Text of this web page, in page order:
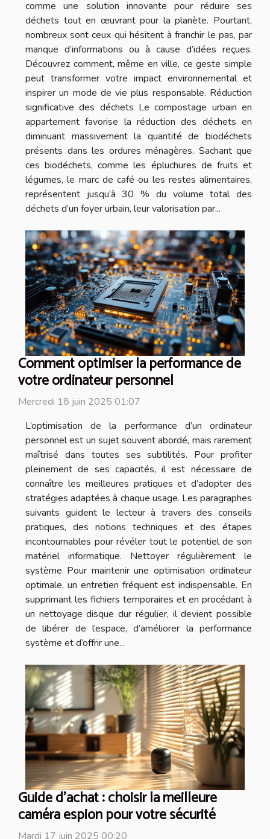
comme une solution innovante pour réduire ses
déchets tout en œuvrant pour la planète. Pourtant,
nombreux sont ceux qui hésitent à franchir le pas, par
manque d’informations ou à cause d’idées reçues.
Découvrez comment, même en ville, ce geste simple
peut transformer votre impact environnemental et
inspirer un mode de vie plus responsable. Réduction
significative des déchets Le compostage urbain en
appartement favorise la réduction des déchets en
diminuant massivement la quantité de biodéchets
présents dans les ordures ménagères. Sachant que
ces biodéchets, comme les épluchures de fruits et
légumes, le marc de café ou les restes alimentaires,
représentent jusqu’à 30 % du volume total des
déchets d’un foyer urbain, leur valorisation par...
Comment optimiser la performance de
votre ordinateur personnel
Mercredi 18 juin 2025 01:07
L’optimisation de la performance d’un ordinateur
personnel est un sujet souvent abordé, mais rarement
maîtrisé dans toutes ses subtilités. Pour profiter
pleinement de ses capacités, il est nécessaire de
connaître les meilleures pratiques et d’adopter des
stratégies adaptées à chaque usage. Les paragraphes
suivants guident le lecteur à travers des conseils
pratiques, des notions techniques et des étapes
incontournables pour révéler tout le potentiel de son
matériel informatique. Nettoyer régulièrement le
système Pour maintenir une optimisation ordinateur
optimale, un entretien fréquent est indispensable. En
supprimant les fichiers temporaires et en procédant à
un nettoyage disque dur régulier, il devient possible
de libérer de l’espace, d’améliorer la performance
système et d’offrir une...
Guide d'achat : choisir la meilleure
caméra espion pour votre sécurité
Mardi 17 juin 2025 00:20